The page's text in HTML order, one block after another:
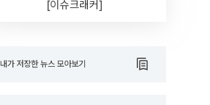
[이슈크래커]
내가 저장한 뉴스 모아보기